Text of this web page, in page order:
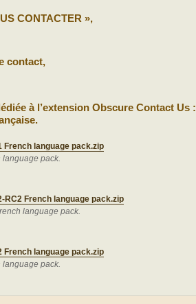
CONTACTER »,
contact,
à l’extension Obscure Contact Us :
French language pack.zip
language pack.
RC2 French language pack.zip
language pack.
French language pack.zip
language pack.